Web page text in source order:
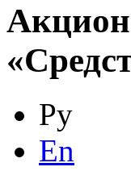
Ру
En